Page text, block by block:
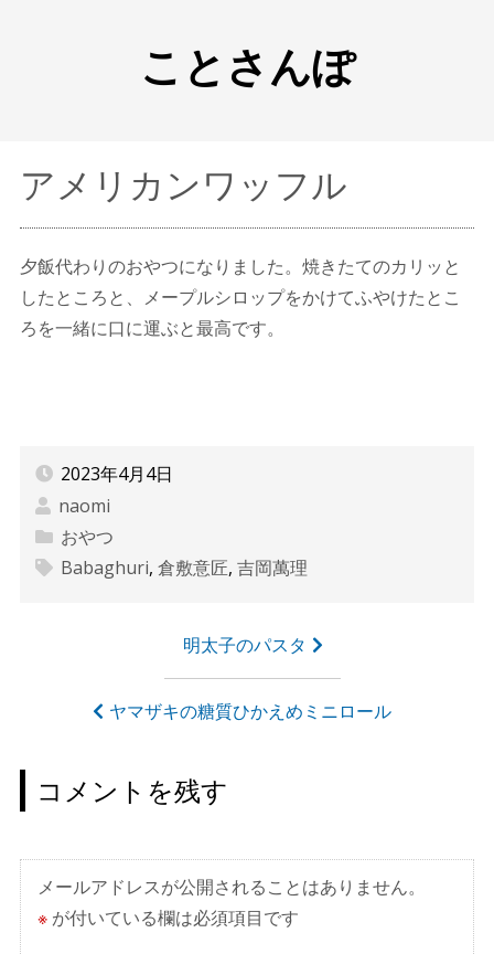
ことさんぽ
アメリカンワッフル
夕飯代わりのおやつになりました。焼きたてのカリッと
したところと、メープルシロップをかけてふやけたとこ
ろを一緒に口に運ぶと最高です。
2023年4月4日
naomi
おやつ
Babaghuri, 倉敷意匠, 吉岡萬理
ゲ
ー
シ
ョ
ン
明太子のパスタ
ヤマザキの糖質ひかえめミニロール
コメントを残す
メールアドレスが公開されることはありません。
※が付いている欄は必須項目です